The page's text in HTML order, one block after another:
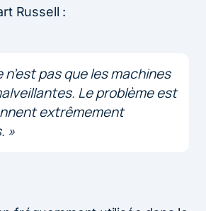
Russell :
n’est pas que les machines
Le problème est
extrêmement
»